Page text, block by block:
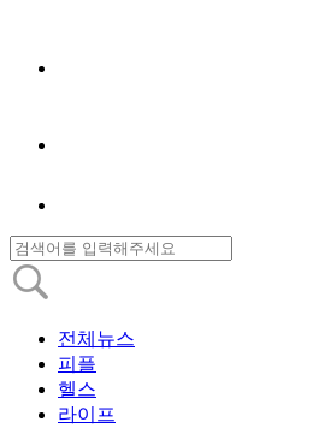
전체뉴스
피플
헬스
라이프